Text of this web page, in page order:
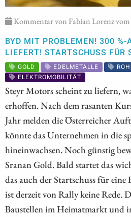
Kommentar von Fabian Lorenz
BYD MIT PROBLEMEN! 300 %-
LIEFERT! STARTSCHUSS FÜR
GOLD EDELMETALLE
ELEKTROMOBILITÄT
Steyr Motors scheint zu liefern,
erhoffen. Nach dem rasanten
Jahr melden die Österreicher
könnte das Unternehmen in die
hineinwachsen. Noch günstig
Sranan Gold. Bald startet das
das auch der Startschuss für
ist derzeit von Rally keine Rede.
Baustellen im Heimatmarkt und